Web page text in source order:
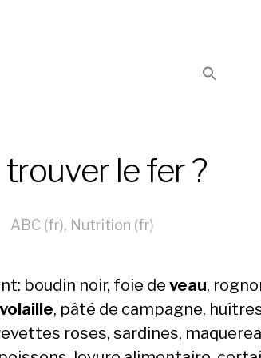
trouver le fer ?
ABC (fr), Nutrition (fr)
boudin noir, foie de veau,
volaille, pâté de campagne,
roses, sardines,